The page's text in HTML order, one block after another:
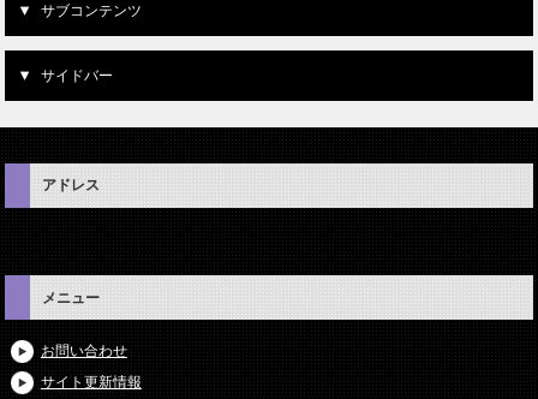
サブコンテンツ
サイドバー
アドレス
メニュー
お問い合わせ
サイト更新情報